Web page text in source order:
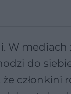
W mediach
do
członkini